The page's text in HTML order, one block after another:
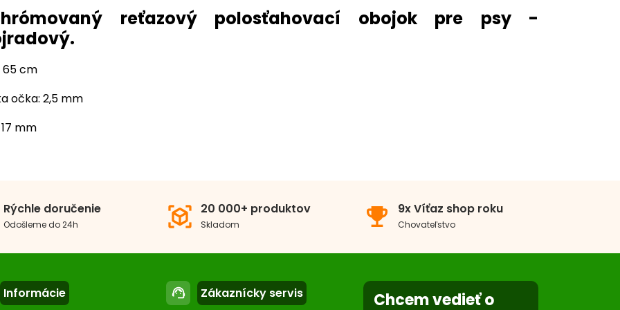
reťazový polosťahovací obojok pre psy -
65 cm
očka: 2,5 mm
mm
1,6 - 2,5 cm
Chrómová
Rýchle doručenie
Odošleme do 24h view_in_ar 20 000+ produktov
Skladom emoji_events 9x Víťaz shop roku
Chovateľstvo
Informácie support_agent Zákaznícky servis
Chcem vedieť o